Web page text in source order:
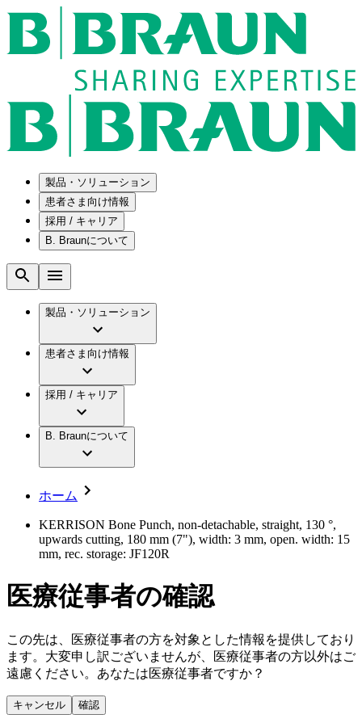
製品・ソリューション
ソリューション
メンテナンスプログラム
国内の修理サービスセンター
手術器具の管理、再生処理工程の業務改善
製品・診療領域
歯科
低侵襲手術 （内視鏡外科手術）
脊椎脊髄治療
手術用鋼製器具と滅菌コンテナーシステム
縫合糸 / 皮膚用接着剤
創傷ケア
ソリューション
製品・診療領域
患者さま向け情報
腰椎椎間板ヘルニアについて
水頭症について
慢性創傷の治癒
アクトリーン ハイライト カテ
アクトリーン ハイライト セット
疾患・症状
採用 / キャリア
ビー・ブラウンエースクラップ株式会社の
ビー・ブラウンエースクラップ株式会社の
会社概要
報
要
キャリア（B. Braunで働くということ）
私たちのカルチャー
採用情報
キャリア（B. Braunで働くということ）
B. Braunについて
ビジョンとバリュー
ブランド
ついて
イノベーション
私たちの責任
多様性
お問合せ
お問合せフォーム
取材・撮影のお申込み
ニューススペース
ニュースリリース
医療従事者さま向けニュース
会社
製品・ソリューション
患者さま向け情報
採用 / キャリア
B. Braunについて
ホーム
KERRISON Bone Punch, non-detachable, straight, 130 °,
upwards cutting, 180 mm (7"), width: 3 mm, open. width: 15
mm, rec. storage: JF120R
医療従事者の確認
この先は、医療従事者の方を対象とした情報を提供しており
ます。大変申し訳ございませんが、医療従事者の方以外はご
遠慮ください。あなたは医療従事者ですか？
キャンセル 確認